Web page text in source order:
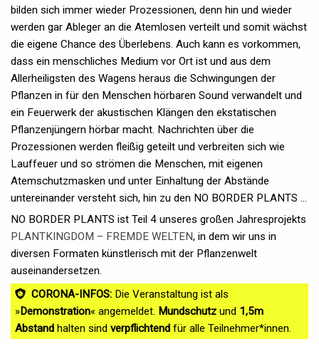
bilden sich immer wieder Prozessionen, denn hin und wieder
werden gar Ableger an die Atemlosen verteilt und somit wächst
die eigene Chance des Überlebens. Auch kann es vorkommen,
dass ein menschliches Medium vor Ort ist und aus dem
Allerheiligsten des Wagens heraus die Schwingungen der
Pflanzen in für den Menschen hörbaren Sound verwandelt und
ein Feuerwerk der akustischen Klängen den ekstatischen
Pflanzenjüngern hörbar macht. Nachrichten über die
Prozessionen werden fleißig geteilt und verbreiten sich wie
Lauffeuer und so strömen die Menschen, mit eigenen
Atemschutzmasken und unter Einhaltung der Abstände
untereinander versteht sich, hin zu den NO BORDER PLANTS ...
NO BORDER PLANTS ist Teil 4 unseres großen Jahresprojekts
PLANTKINGDOM – FREMDE WELTEN, in dem wir uns in
diversen Formaten künstlerisch mit der Pflanzenwelt
auseinandersetzen.
CORONA-INFOS: Die Veranstaltung ist als
»Demonstration« angemeldet. Mundschutz und 1,5m
Abstand halten sind verpflichtend für alle Teilnehmer*innen.